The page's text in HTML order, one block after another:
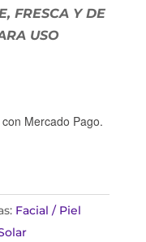
FRESCA Y DE
USO
con Mercado Pago.
Facial / Piel